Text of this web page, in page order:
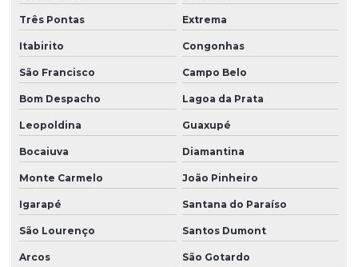
Três Pontas Extrema
Itabirito Congonhas
São Francisco Campo Belo
Bom Despacho Lagoa da Prata
Leopoldina Guaxupé
Bocaiuva Diamantina
Monte Carmelo João Pinheiro
Igarapé Santana do Paraíso
São Lourenço Santos Dumont
Arcos São Gotardo